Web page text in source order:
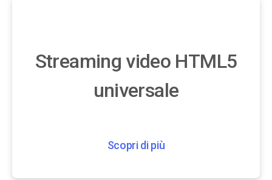
Streaming video HTML5
universale
Scopri di più